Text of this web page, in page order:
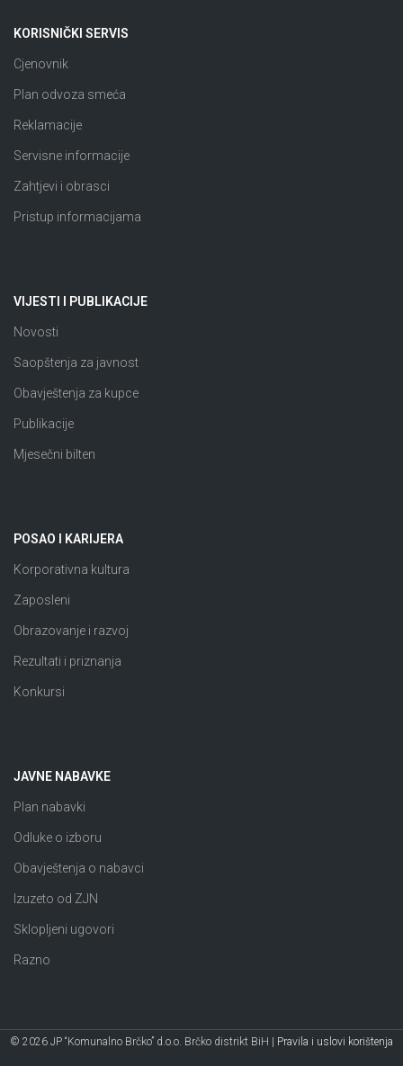
KORISNIČKI SERVIS
Cjenovnik
Plan odvoza smeća
Reklamacije
Servisne informacije
Zahtjevi i obrasci
Pristup informacijama
VIJESTI I PUBLIKACIJE
Novosti
Saopštenja za javnost
Obavještenja za kupce
Publikacije
Mjesečni bilten
POSAO I KARIJERA
Korporativna kultura
Zaposleni
Obrazovanje i razvoj
Rezultati i priznanja
Konkursi
JAVNE NABAVKE
Plan nabavki
Odluke o izboru
Obavještenja o nabavci
Izuzeto od ZJN
Sklopljeni ugovori
Razno
© 2026 JP “Komunalno Brčko” d.o.o. Brčko distrikt BiH | Pravila i uslovi korištenja